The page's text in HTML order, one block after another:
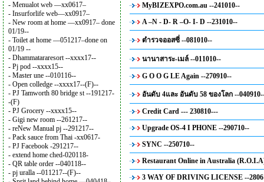
- Menualot web —xx0617–
- Insurforlife web—xx0917–
- New room at home —xx0917– done
01/19--
- Toilet at home —051217–done on
01/19 --
- Dhammatararesort --xxxx17--
- Pj pod --xxxx15--
- Master une --010116--
- Open colledge --xxxx17--(F)--
- PJ Tamworth 80 bridge st --191217-
-(F)
- PJ Grocery --xxxx15--
- Gigi new room --261217--
- reNew Manual pj --291217--
- Pack sauce from Thai -xx0617-
- PJ Facebook -291217--
- extend home ched-020118-
- QR table order --040118--
- pj uralla --011217--(F)--
MyBIZEXPO.com.au --241010--
A –N - D- R –O- I- D --231010--
ตำรวจออสซี่ --081010--
นานาสาระ-เมล์ --011010--
G O O G LE Again --270910--
อันดับ 4และ อันดับ 58 ของโลก --
Credit Card --- 230810---
Upgrade OS-4 I PHONE --290710--
SYNC --250710--
Restaurant Online in Australia
3 WAY OF DRIVING LICENSE --